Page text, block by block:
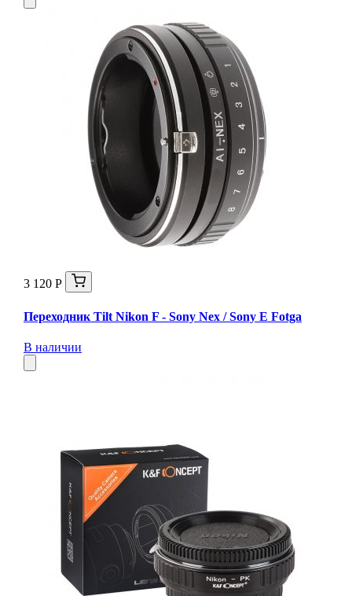
3 120 Р
Переходник Tilt Nikon F - Sony Nex / Sony E Fotga
В наличии